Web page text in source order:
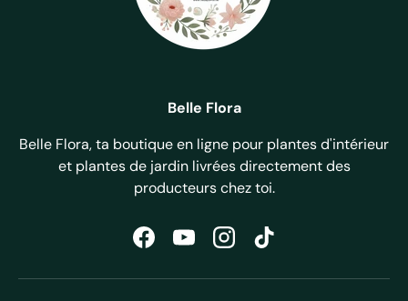
Belle Flora
Belle Flora, ta boutique en ligne pour plantes d'intérieur
et plantes de jardin livrées directement des
producteurs chez toi.
FacebookYouTubeInstagramTikTok